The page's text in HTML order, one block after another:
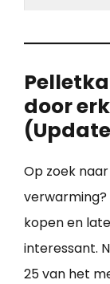
door
Op zoek
verwarming?
kopen en
interessant.
25 van het